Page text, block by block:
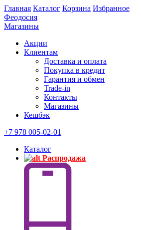
Главная Каталог Корзина Избранное
Феодосия
Магазины
Акции
Клиентам
Доставка и оплата
Покупка в кредит
Гарантия и обмен
Trade-in
Контакты
Магазины
Кешбэк
+7 978 005-02-01
Каталог
Распродажа